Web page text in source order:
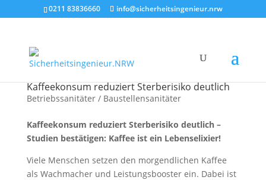
0211 83836660 info@sicherheitsingenieur.nrw
Kaffeekonsum reduziert Sterberisiko deutlich
Betriebssanitäter / Baustellensanitäter
Kaffeekonsum reduziert Sterberisiko deutlich –
Studien bestätigen: Kaffee ist ein Lebenselixier!
Viele Menschen setzen den morgendlichen Kaffee
als Wachmacher und Leistungsbooster ein. Dabei ist